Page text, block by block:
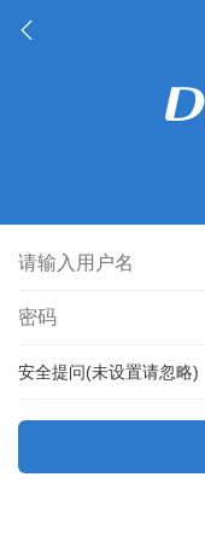
安全提问(未设置请忽略)